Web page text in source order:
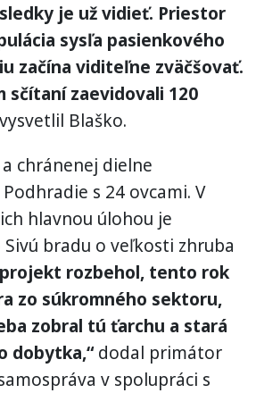
je už vidieť. Priestor
sysľa pasienkového
začína viditeľne zväčšovať.
sčítaní zaevidovali 120
Blaško.
chránenej dielne
s 24 ovcami. V
hlavnou úlohou je
bradu o veľkosti zhruba
rozbehol, tento rok
zo súkromného sektoru,
zobral tú ťarchu a stará
dobytka,“dodal primátor
v spolupráci s